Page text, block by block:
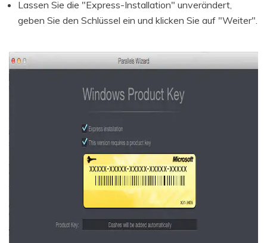
Lassen Sie die "Express-Installation" unverändert,
geben Sie den Schlüssel ein und klicken Sie auf "Weiter".